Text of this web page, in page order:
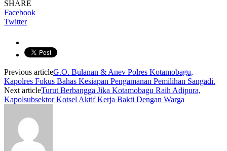
SHARE
Facebook
Twitter
Previous articleG.O. Bulanan & Anev Polres Kotamobagu,
Kapolres Fokus Bahas Kesiapan Pengamanan Pemilihan Sangadi.
Next articleTurut Berbangga Jika Kotamobagu Raih Adipura,
Kapolsubsektor Kotsel Aktif Kerja Bakti Dengan Warga